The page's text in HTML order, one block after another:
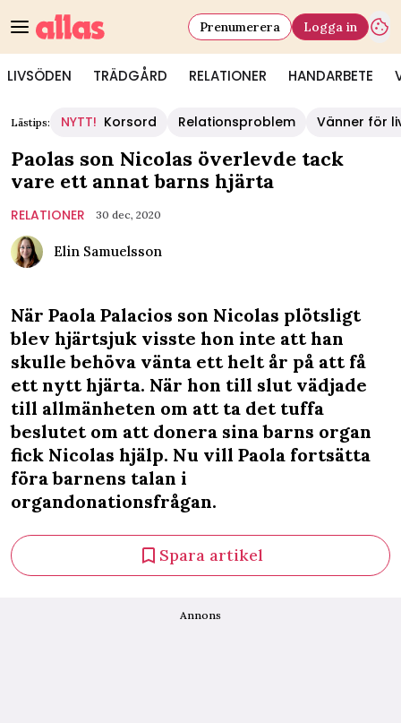
LIVSÖDEN TRÄDGÅRD RELATIONER HANDARBETE
Prenumerera Logga in
Lästips: NYTT! Korsord Relationsproblem Vänner för
Paolas son Nicolas överlevde tack
vare ett annat barns hjärta
RELATIONER 30 dec, 2020
Elin Samuelsson
När Paola Palacios son Nicolas plötsligt
blev hjärtsjuk visste hon inte att han
skulle behöva vänta ett helt år på att få
ett nytt hjärta. När hon till slut vädjade
till allmänheten om att ta det tuffa
beslutet om att donera sina barns organ
fick Nicolas hjälp. Nu vill Paola fortsätta
föra barnens talan i
organdonationsfrågan.
Spara artikel
Annons